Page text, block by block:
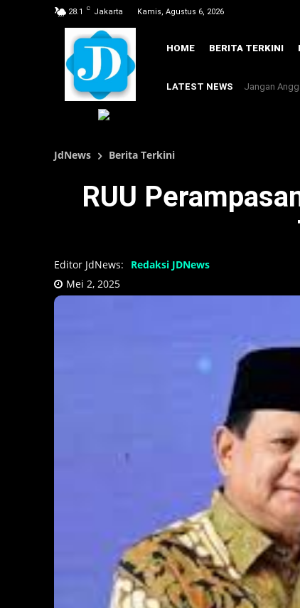
28.1 C Jakarta Kamis, Agustus 6, 2026
HOME BERITA TERKINI
LATEST NEWS Jangan
JdNews Berita Terkini
RUU
Editor JdNews:
Redaksi JDNews
Mei 2, 2025